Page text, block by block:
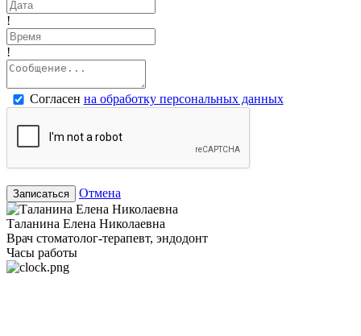
!
!
Согласен на обработку персональных данных
Записаться Отмена
Таланина Елена Николаевна
Врач стоматолог-терапевт, эндодонт
Часы работы